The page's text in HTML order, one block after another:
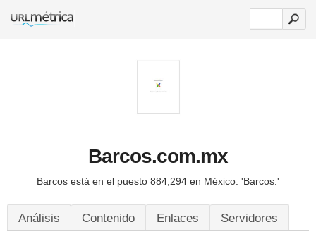
Barcos.com.mx
Barcos está en el puesto 884,294 en México. 'Barcos.'
Análisis Contenido Enlaces Servidores